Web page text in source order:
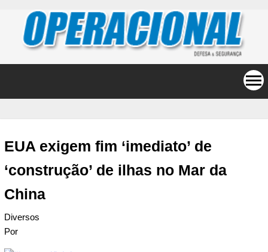
EUA exigem fim ‘imediato’ de
‘construção’ de ilhas no Mar da
China
Diversos
Por